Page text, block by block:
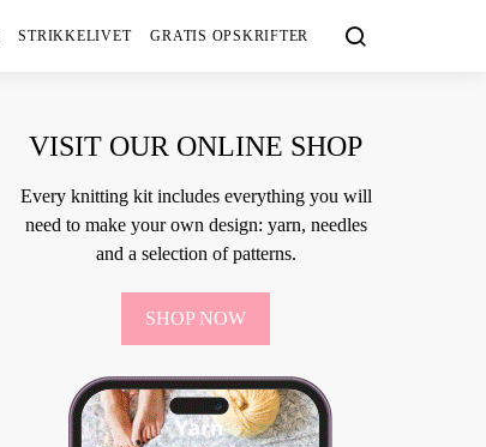
STRIKKELIVET GRATIS OPSKRIFTER
VISIT OUR ONLINE SHOP
Every knitting kit includes everything you will
need to make your own design: yarn, needles
and a selection of patterns.
SHOP NOW